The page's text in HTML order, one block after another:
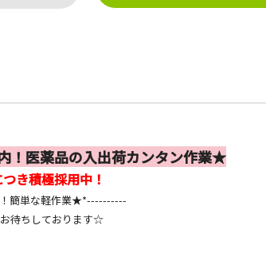
医薬品の入出荷カンタン作業★
き積極採用中！
簡単な軽作業★*----------
待ちしております☆